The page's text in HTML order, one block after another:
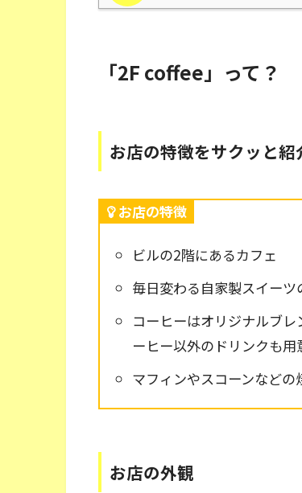
「2F coffee」って？
お店の特徴をサクッと紹
お店の特徴
ビルの2階にあるカフェ
毎日変わる自家製スイー
コーヒーはオリジナルブ
ーヒー以外のドリンクも用
マフィンやスコーンなど
お店の外観